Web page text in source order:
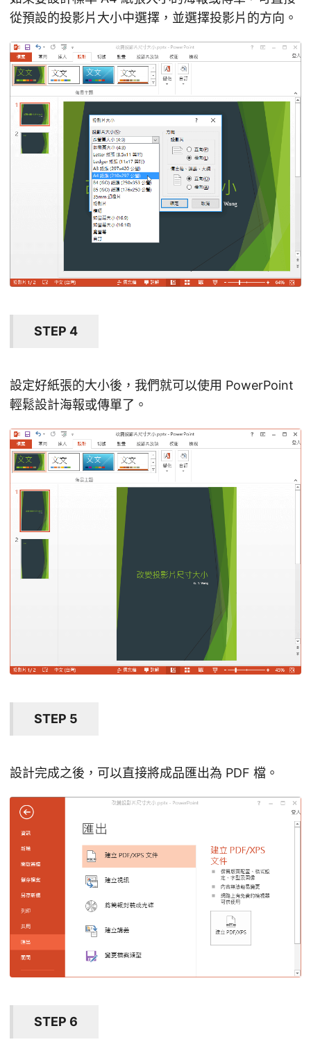
從預設的投影片大小中選擇，並選擇投影片的方向。
STEP 4
設定好紙張的大小後，我們就可以使用 PowerPoint
輕鬆設計海報或傳單了。
STEP 5
設計完成之後，可以直接將成品匯出為 PDF 檔。
STEP 6